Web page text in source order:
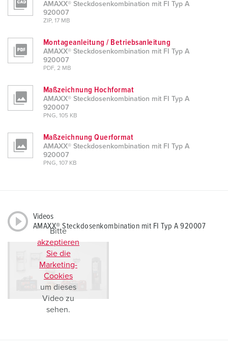
AMAXX® Steckdosenkombination mit FI Typ A
920007
ZIP, 17 MB
Montageanleitung / Betriebsanleitung
AMAXX® Steckdosenkombination mit FI Typ A
920007
PDF, 2 MB
Maßzeichnung Hochformat
AMAXX® Steckdosenkombination mit FI Typ A
920007
PNG, 105 KB
Maßzeichnung Querformat
AMAXX® Steckdosenkombination mit FI Typ A
920007
PNG, 107 KB
Videos
AMAXX® Steckdosenkombination mit FI Typ A 920007
Bitte
akzeptieren
Sie die
Marketing-
Cookies
um dieses
Video zu
sehen.